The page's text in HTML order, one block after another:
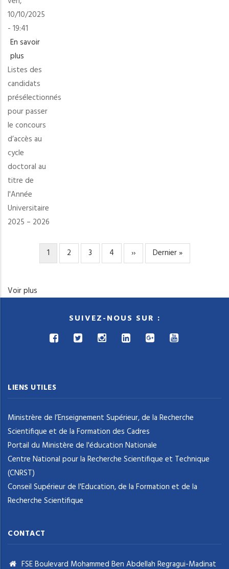
10/10/2025
- 19:41
En savoir
plus
Listes
des
candidats
présélectionnés
pour
passer
concours
d’accès
au
cycle
doctoral
Universitaire
Listes des
candidats
présélectionnés
pour passer
le concours
d’accès au
cycle
doctoral au
titre de
l'Année
Universitaire
2025 – 2026
PAGINATION
Page
courante
1 Page
2 Page
3 Page
4
Page
suivante
››
Dernière
page
Dernier »
Voir plus
SUIVEZ-NOUS SUR :
LIENS UTILES
Ministrère de l’Enseignement Supérieur, de la Recherche
Scientifique et de la Formation des Cadres
Portail du Ministère de l'éducation Nationale
Centre National pour la Recherche Scientifique et Technique
(CNRST)
Conseil Supérieur de l'Education, de la Formation et de la
Recherche Scientifique
CONTACT
FSE Boulevard Mohammed Ben Abdellah Regragui-Madinat